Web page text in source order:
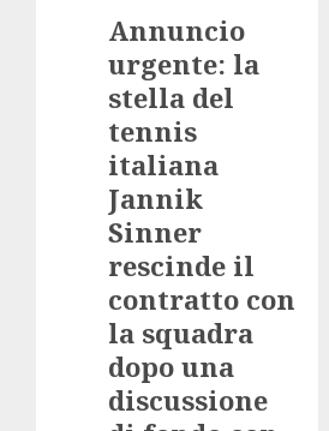
Annuncio
urgente: la
stella del
tennis
italiana
Jannik
Sinner
rescinde il
contratto con
la squadra
dopo una
discussione